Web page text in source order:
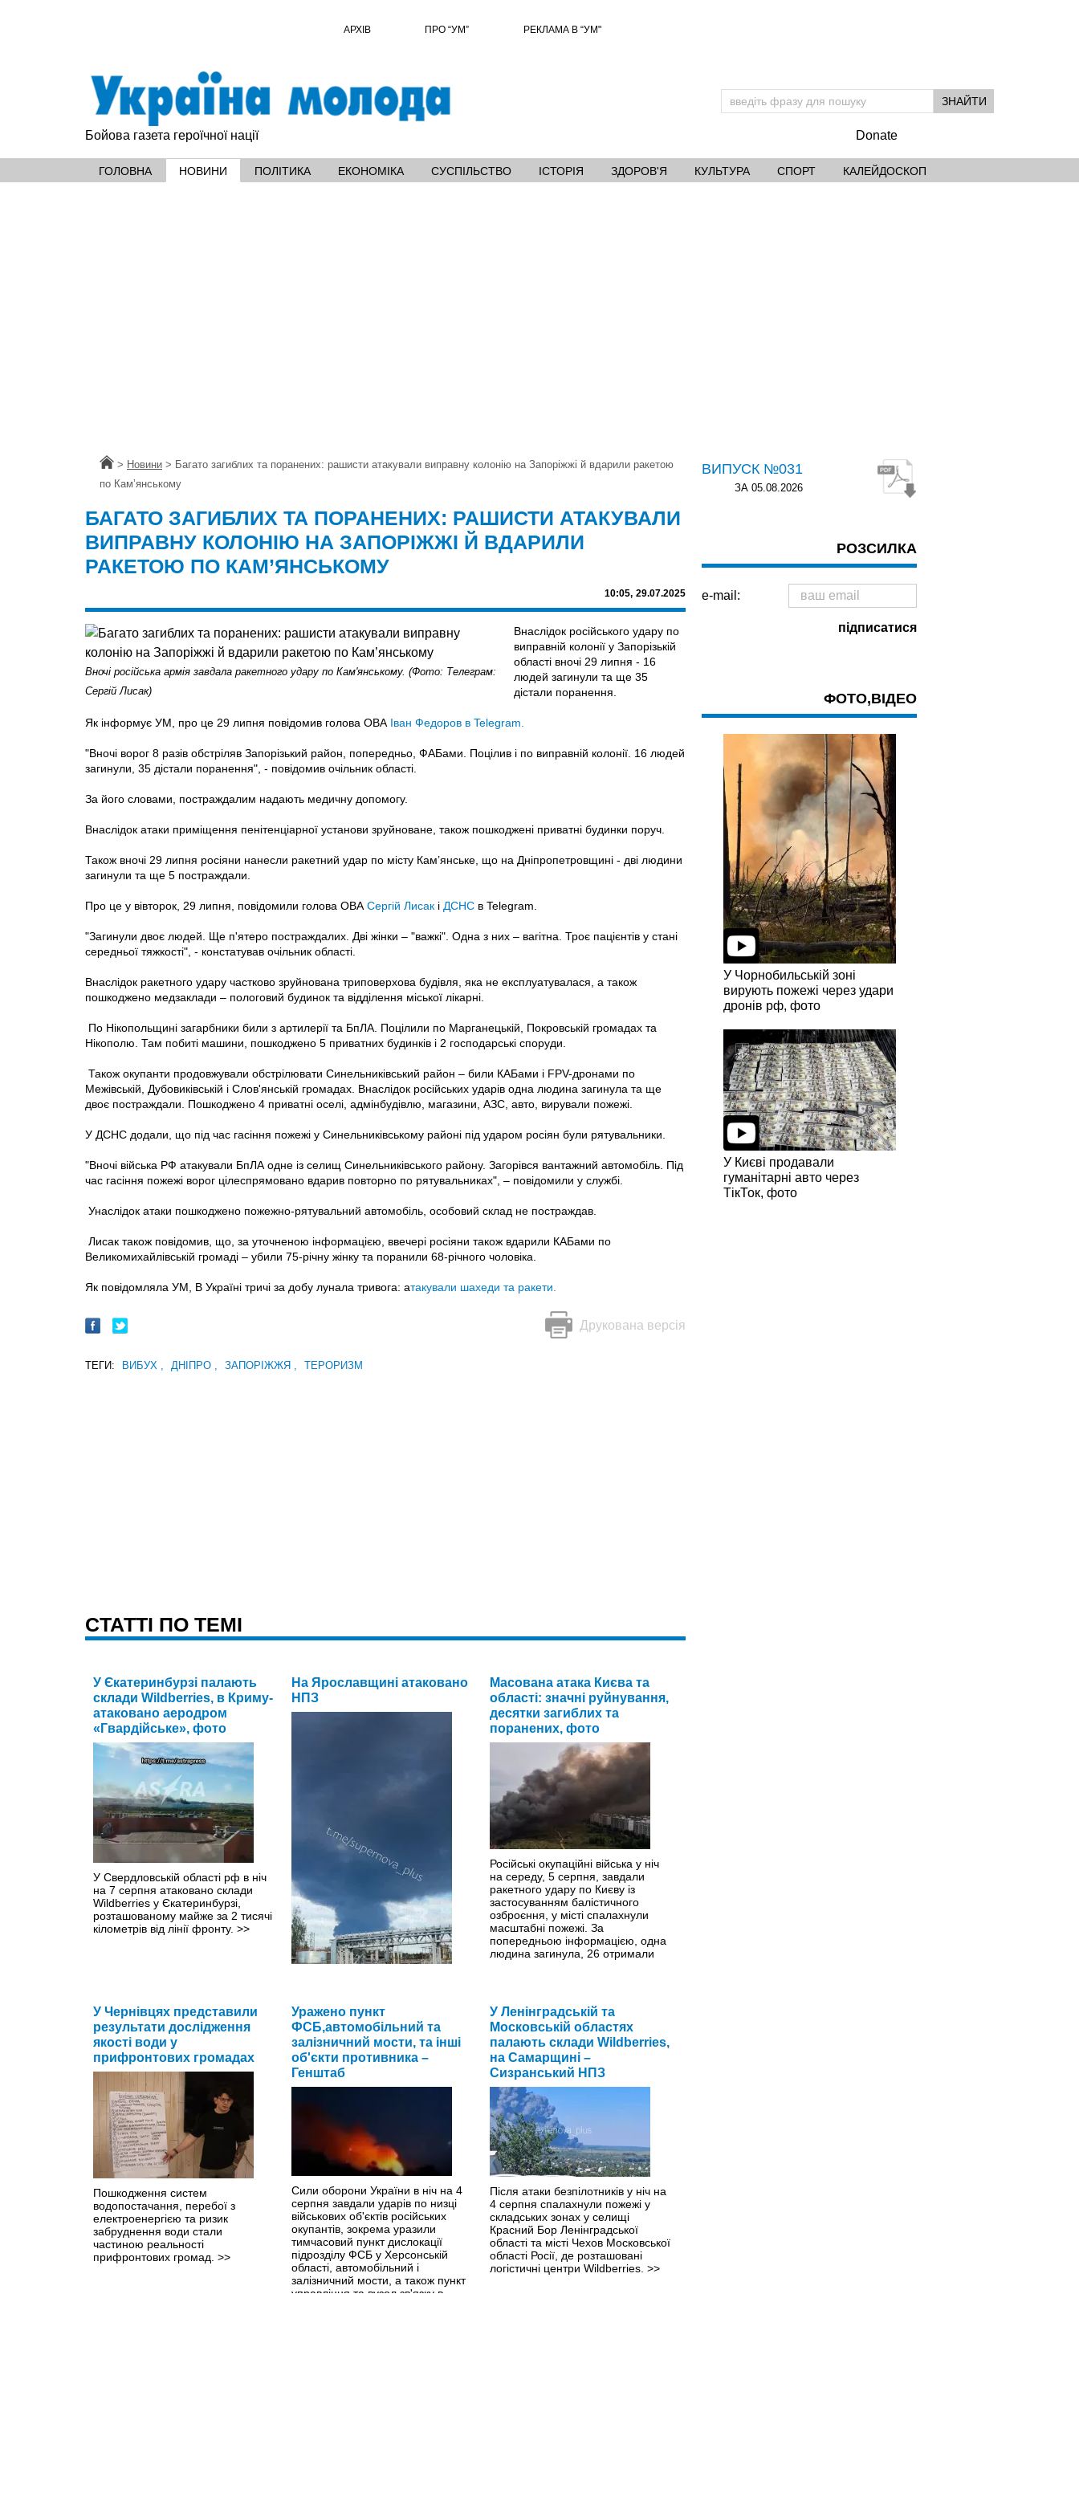
АРХІВ ПРО “УМ” РЕКЛАМА В “УМ"
Бойова газета героїчної нації Donate
ГОЛОВНА НОВИНИ ПОЛІТИКА ЕКОНОМІКА СУСПІЛЬСТВО ІСТОРІЯ ЗДОРОВ'Я КУЛЬТУРА СПОРТ КАЛЕЙДОСКОП
Головна
> Новини > Багато загиблих та поранених: рашисти атакували виправну колонію на Запоріжжі й вдарили ракетою
по Кам’янському
БАГАТО ЗАГИБЛИХ ТА ПОРАНЕНИХ: РАШИСТИ АТАКУВАЛИ
ВИПРАВНУ КОЛОНІЮ НА ЗАПОРІЖЖІ Й ВДАРИЛИ
РАКЕТОЮ ПО КАМ’ЯНСЬКОМУ
10:05, 29.07.2025
Вночі російська армія завдала ракетного удару по Кам'янському. (Фото: Телеграм:
Сергій Лисак)
Внаслідок російського удару по
виправній колонії у Запорізькій
області вночі 29 липня - 16
людей загинули та ще 35
дістали поранення.
Як інформує УМ, про це 29 липня повідомив голова ОВА Іван Федоров в Telegram.
"Вночі ворог 8 разів обстріляв Запорізький район, попередньо, ФАБами. Поцілив і по виправній колонії. 16 людей
загинули, 35 дістали поранення", - повідомив очільник області.
За його словами, постраждалим надають медичну допомогу.
Внаслідок атаки приміщення пенітенціарної установи зруйноване, також пошкоджені приватні будинки поруч.
Також вночі 29 липня росіяни нанесли ракетний удар по місту Кам’янське, що на Дніпропетровщині - дві людини
загинули та ще 5 постраждали.
Про це у вівторок, 29 липня, повідомили голова ОВА Сергій Лисак і ДСНС в Telegram.
"Загинули двоє людей. Ще п'ятеро постраждалих. Дві жінки – "важкі". Одна з них – вагітна. Троє пацієнтів у стані
середньої тяжкості", - констатував очільник області.
Внаслідок ракетного удару частково зруйнована триповерхова будівля, яка не експлуатувалася, а також
пошкоджено медзаклади – пологовий будинок та відділення міської лікарні.
По Нікопольщині загарбники били з артилерії та БпЛА. Поцілили по Марганецькій, Покровській громадах та
Нікополю. Там побиті машини, пошкоджено 5 приватних будинків і 2 господарські споруди.
Також окупанти продовжували обстрілювати Синельниківський район – били КАБами і FPV-дронами по
Межівській, Дубовиківській і Слов'янській громадах. Внаслідок російських ударів одна людина загинула та ще
двоє постраждали. Пошкоджено 4 приватні оселі, адмінбудівлю, магазини, АЗС, авто, вирували пожежі.
У ДСНС додали, що під час гасіння пожежі у Синельниківському районі під ударом росіян були рятувальники.
"Вночі війська РФ атакували БпЛА одне із селищ Синельниківського району. Загорівся вантажний автомобіль. Під
час гасіння пожежі ворог цілеспрямовано вдарив повторно по рятувальниках", – повідомили у службі.
Унаслідок атаки пошкоджено пожежно-рятувальний автомобіль, особовий склад не постраждав.
Лисак також повідомив, що, за уточненою інформацією, ввечері росіяни також вдарили КАБами по
Великомихайлівській громаді – убили 75-річну жінку та поранили 68-річного чоловіка.
Як повідомляла УМ, В Україні тричі за добу лунала тривога: атакували шахеди та ракети.
Друкована версія
ТЕГИ: ВИБУХ ДНІПРО ЗАПОРІЖЖЯ ТЕРОРИЗМ
CТАТТІ ПО ТЕМІ
У Єкатеринбурзі палають
склади Wildberries, в Криму-
атаковано аеродром
«Гвардійське», фото
У Свердловській області рф в ніч
на 7 серпня атаковано склади
Wildberries у Єкатеринбурзі,
розташованому майже за 2 тисячі
кілометрів від лінії фронту. >>
На Ярославщині атаковано
НПЗ
У ніч на 6 серпня російське місто
Ярославль опинилося під
ударами українських дронів:
атаки міг зазнати
нафтопереробний завод.>>
Масована атака Києва та
області: значні руйнування,
десятки загиблих та
поранених, фото
Російські окупаційні війська у ніч
на середу, 5 серпня, завдали
ракетного удару по Києву із
застосуванням балістичного
озброєння, у місті спалахнули
масштабні пожежі. За
попередньою інформацією, одна
людина загинула, 26 отримали
У Чернівцях представили
результати дослідження
якості води у
прифронтових громадах
Пошкодження систем
водопостачання, перебої з
електроенергією та ризик
забруднення води стали
частиною реальності
прифронтових громад. >>
Уражено пункт
ФСБ,автомобільний та
залізничний мости, та інші
об'єкти противника –
Генштаб
Сили оборони України в ніч на 4
серпня завдали ударів по низці
військових об'єктів російських
окупантів, зокрема уразили
тимчасовий пункт дислокації
підрозділу ФСБ у Херсонській
області, автомобільний і
залізничний мости, а також пункт
управління та вузол зв'язку в
У Ленінградській та
Московській областях
палають склади Wildberries,
на Самарщині –
Сизранський НПЗ
Після атаки безпілотників у ніч на
4 серпня спалахнули пожежі у
складських зонах у селищі
Красний Бор Ленінградської
області та місті Чехов Московської
області Росії, де розташовані
логістичні центри Wildberries. >>
ВИПУСК №031
ЗА 05.08.2026
РОЗСИЛКА
e-mail:
ФОТО,ВІДЕО
У Чорнобильській зоні
вирують пожежі через удари
дронів рф, фото
У Києві продавали
гуманітарні авто через
ТікТок, фото